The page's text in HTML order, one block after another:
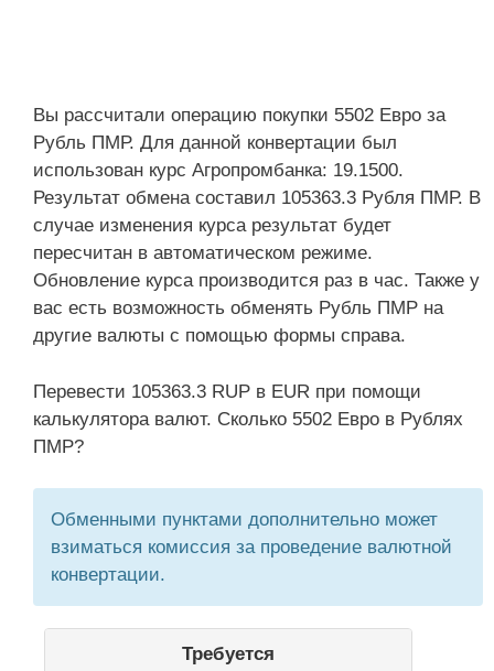
Вы рассчитали операцию покупки 5502 Евро за
Рубль ПМР. Для данной конвертации был
использован курс Агропромбанка: 19.1500.
Результат обмена составил 105363.3 Рубля ПМР. В
случае изменения курса результат будет
пересчитан в автоматическом режиме.
Обновление курса производится раз в час. Также у
вас есть возможность обменять Рубль ПМР на
другие валюты с помощью формы справа.
Перевести 105363.3 RUP в EUR при помощи
калькулятора валют. Сколько 5502 Евро в Рублях
ПМР?
Обменными пунктами дополнительно может
взиматься комиссия за проведение валютной
конвертации.
Требуется